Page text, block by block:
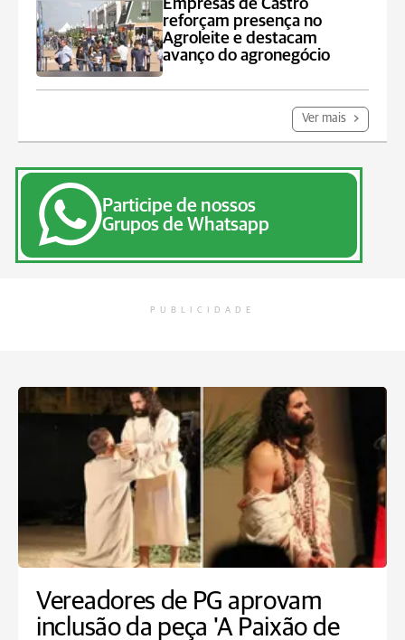
Empresas de Castro
reforçam presença no
Agroleite e destacam
avanço do agronegócio
Ver mais
Participe de nossos
Grupos de Whatsapp
PUBLICIDADE
Vereadores de PG aprovam
inclusão da peça 'A Paixão de